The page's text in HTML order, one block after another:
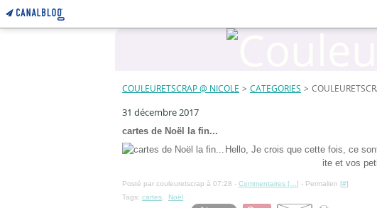
COULEURETSCRAP @ NICOLE > CATEGORIES >
31 décembre 2017
cartes de Noël la fin...
Hello, Je crois que cette fois, ce
ite et vos
Posté par couleuretscrap à 07:28 - Commentaires [ ] - Permalien [#]
Tags: cartes Noël